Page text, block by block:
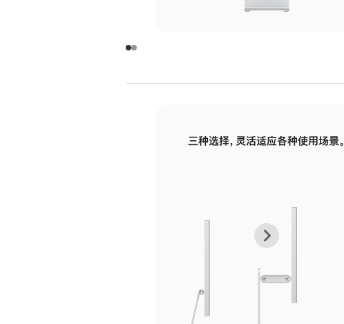
面
面
三种选择，灵活适应各种使用场景。
上
张
下
张